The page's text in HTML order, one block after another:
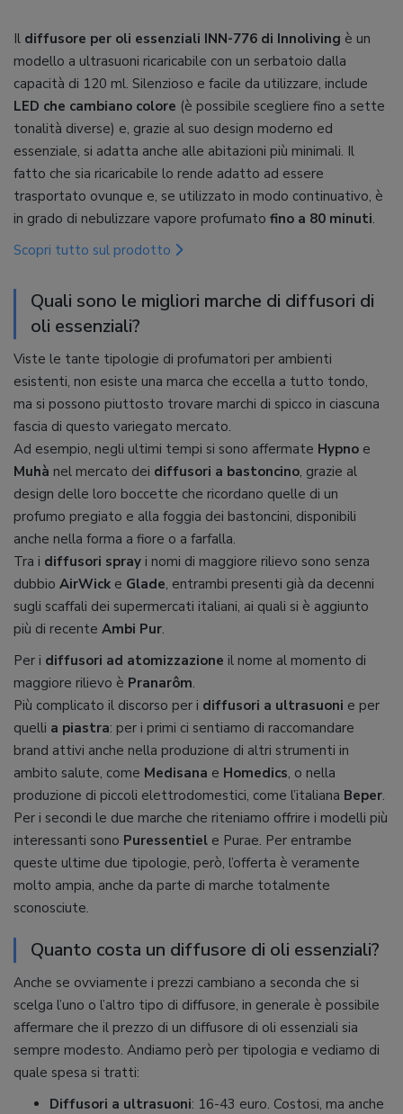
Il diffusore per oli essenziali INN-776 di Innoliving è un
modello a ultrasuoni ricaricabile con un serbatoio dalla
capacità di 120 ml. Silenzioso e facile da utilizzare, include
LED che cambiano colore (è possibile scegliere fino a sette
tonalità diverse) e, grazie al suo design moderno ed
essenziale, si adatta anche alle abitazioni più minimali. Il
fatto che sia ricaricabile lo rende adatto ad essere
trasportato ovunque e, se utilizzato in modo continuativo, è
in grado di nebulizzare vapore profumato fino a 80 minuti.
Scopri tutto sul prodotto
Quali sono le migliori marche di diffusori di
oli essenziali?
Viste le tante tipologie di profumatori per ambienti
esistenti, non esiste una marca che eccella a tutto tondo,
ma si possono piuttosto trovare marchi di spicco in ciascuna
fascia di questo variegato mercato.
Ad esempio, negli ultimi tempi si sono affermate Hypno e
Muhà nel mercato dei diffusori a bastoncino, grazie al
design delle loro boccette che ricordano quelle di un
profumo pregiato e alla foggia dei bastoncini, disponibili
anche nella forma a fiore o a farfalla.
Tra i diffusori spray i nomi di maggiore rilievo sono senza
dubbio AirWick e Glade, entrambi presenti già da decenni
sugli scaffali dei supermercati italiani, ai quali si è aggiunto
più di recente Ambi Pur.
Per i diffusori ad atomizzazione il nome al momento di
maggiore rilievo è Pranarôm.
Più complicato il discorso per i diffusori a ultrasuoni e per
quelli a piastra: per i primi ci sentiamo di raccomandare
brand attivi anche nella produzione di altri strumenti in
ambito salute, come Medisana e Homedics, o nella
produzione di piccoli elettrodomestici, come l’italiana Beper.
Per i secondi le due marche che riteniamo offrire i modelli più
interessanti sono Puressentiel e Purae. Per entrambe
queste ultime due tipologie, però, l’offerta è veramente
molto ampia, anche da parte di marche totalmente
sconosciute.
Quanto costa un diffusore di oli essenziali?
Anche se ovviamente i prezzi cambiano a seconda che si
scelga l’uno o l’altro tipo di diffusore, in generale è possibile
affermare che il prezzo di un diffusore di oli essenziali sia
sempre modesto. Andiamo però per tipologia e vediamo di
quale spesa si tratti:
Diffusori a ultrasuoni: 16-43 euro. Costosi, ma anche